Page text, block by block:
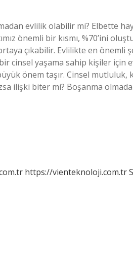
evlilik olabilir mi? Elbette
önemli bir kısmı, %70’ini
çıkabilir. Evlilikte en önemli
cinsel yaşama sahip kişiler için
önem taşır. Cinsel mutluluk,
ilişki biter mi? Boşanma
https://vienteknoloji.com.tr